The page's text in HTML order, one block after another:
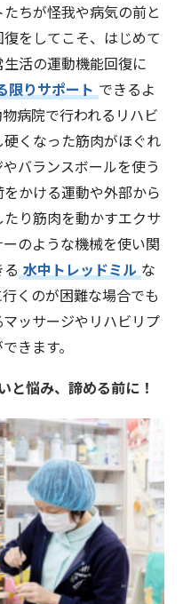
ちが怪我や病気の前と
をしてこそ、はじめて
活の運動機能回復に
限りサポート できるよ
病院で行われるリハビ
くなった筋肉がほぐれ
バランスボールを使う
かける運動や外部から
り筋肉を動かすエクサ
のような機械を使い関
水中トレッドミル な
くのが困難な場合でも
ッサージやリハビリプ
きます。
と悩み、諦める前に！